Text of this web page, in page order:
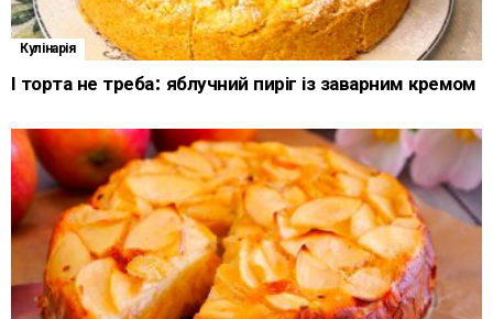
Кулінарія
І торта не треба: яблучний пиріг із заварним кремом